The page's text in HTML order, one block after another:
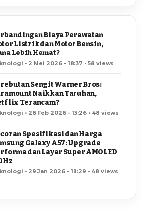
Biaya Perawatan
Listrik dan Motor Bensin,
Lebih Hemat?
• 2 Mei 2026 - 18:37 • 58 views
Sengit Warner Bros:
Naikkan Taruhan,
Terancam?
• 26 Feb 2026 - 13:26 • 48 views
Spesifikasi dan Harga
Galaxy A57: Upgrade
dan Layar Super AMOLED
• 29 Jan 2026 - 18:29 • 48 views